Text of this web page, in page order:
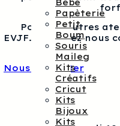
Bébé
Papèterie
Petit
Boum
Souris
Maileg
Kits
Créatifs
Cricut
Kits
Bijoux
Kits
Pour les autres
EVJF…, veuillez nous
Nous contacter